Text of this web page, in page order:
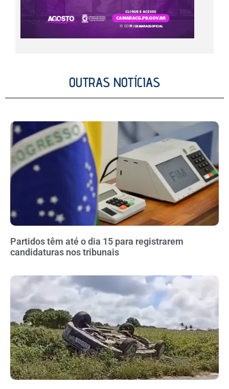
OUTRAS NOTÍCIAS
Partidos têm até o dia 15 para registrarem
candidaturas nos tribunais